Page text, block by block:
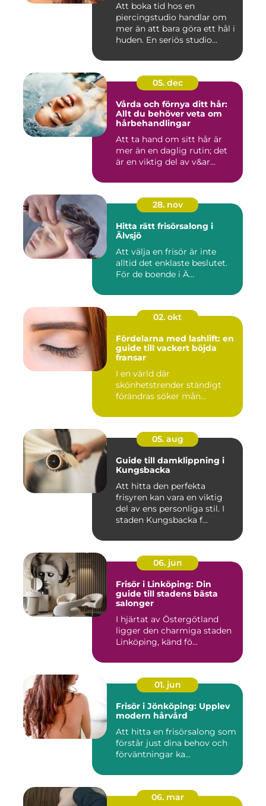
Att boka tid hos en
piercingstudio handlar om
mer än att bara göra ett hål i
huden. En seriös studio...
05. dec
Vårda och förnya ditt hår:
Allt du behöver veta om
hårbehandlingar
Att ta hand om sitt hår är
mer än en daglig rutin; det
är en viktig del av v&ar...
28. nov
Hitta rätt frisörsalong i
Älvsjö
Att välja en frisör är inte
alltid det enklaste beslutet.
För de boende i Ä...
02. okt
Fördelarna med lashlift: en
guide till vackert böjda
fransar
I en värld där
skönhetstrender ständigt
förändras söker mån...
05. aug
Guide till damklippning i
Kungsbacka
Att hitta den perfekta
frisyren kan vara en viktig
del av ens personliga stil. I
staden Kungsbacka f...
06. jun
Frisör i Linköping: Din
guide till stadens bästa
salonger
I hjärtat av Östergötland
ligger den charmiga staden
Linköping, känd fö...
01. jun
Frisör i Jönköping: Upplev
modern hårvård
Att hitta en frisörsalong som
förstår just dina behov och
förväntningar ka...
06. mar